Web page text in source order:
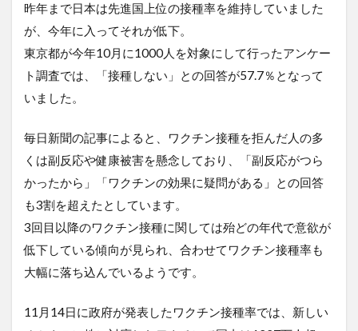
昨年まで日本は先進国上位の接種率を維持していました
が、今年に入ってそれが低下。
東京都が今年10月に1000人を対象にして行ったアンケー
ト調査では、「接種しない」との回答が57.7％となって
いました。
毎日新聞の記事によると、ワクチン接種を拒んだ人の多
くは副反応や健康被害を懸念しており、「副反応がつら
かったから」「ワクチンの効果に疑問がある」との回答
も3割を超えたとしています。
3回目以降のワクチン接種に関しては殆どの年代で意欲が
低下している傾向が見られ、合わせてワクチン接種率も
大幅に落ち込んでいるようです。
11月14日に政府が発表したワクチン接種率では、新しい